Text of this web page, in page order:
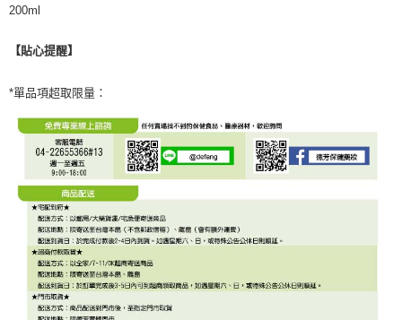
200ml
【貼心提醒】
*單品項超取限量：